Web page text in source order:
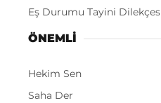
Eş Durumu Tayini
ÖNEMLI
Hekim Sen
Saha Der